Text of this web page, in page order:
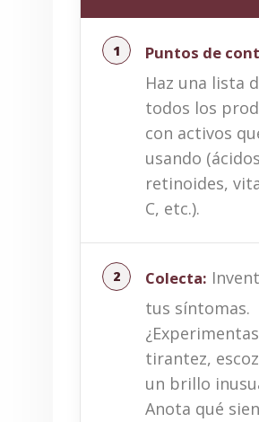
Puntos de
Haz una lista
todos los
con activos
usando
retinoides,
C, etc.).
Colecta:
tus síntomas.
tirantez,
un brillo
Anota qué